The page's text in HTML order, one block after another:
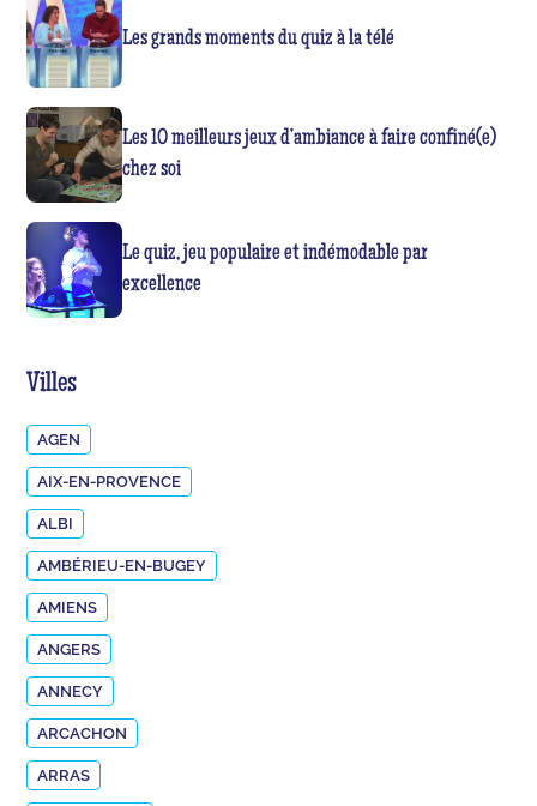
Les grands moments du quiz à la télé
Les 10 meilleurs jeux d’ambiance à faire confiné(e)
chez soi
Le quiz, jeu populaire et indémodable par
excellence
Villes
AGEN
AIX-EN-PROVENCE
ALBI
AMBÉRIEU-EN-BUGEY
AMIENS
ANGERS
ANNECY
ARCACHON
ARRAS